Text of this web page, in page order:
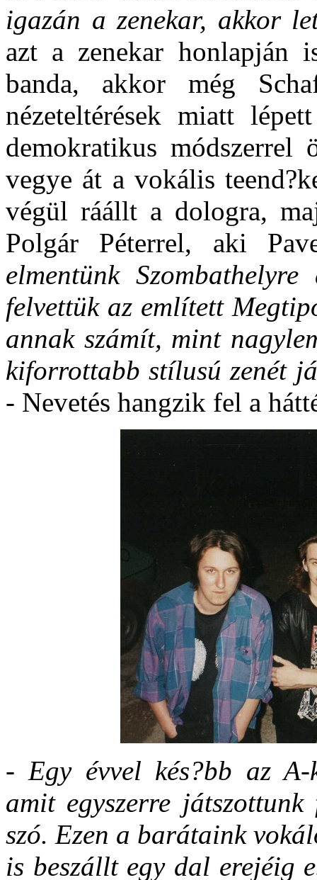
igazán a zenekar, akkor
azt a zenekar honlapján
banda, akkor még
nézeteltérések miatt
demokratikus
vegye át a vokális
végül ráállt a dologra,
Polgár Péterrel, aki
elmentünk
felvettük az említett
annak számít, mint
kiforrottabb stílusú zenét
- Nevetés hangzik fel a
- Egy évvel kés?bb az
amit egyszerre
szó. Ezen a barátaink
is beszállt egy dal erejéig